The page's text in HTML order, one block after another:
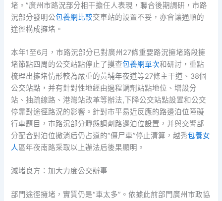
堵。”廣州市路況部分相干擔任人表現，聯合後期調研，市路
況部分發明公包養網比較交車站的設置不妥，亦會讓通順的
途徑構成擁堵。
本年1至6月，市路況部分已對廣州27條重要路況擁堵路段擁
堵節點四周的公交站點停止了摸查包養網單次和研討，重點
梳理出擁堵情形較為嚴重的黃埔年夜道等27條主干道、38個
公交站點，并有針對性地經由過程調劑站點地位、增設分
站、抽疏線路、港灣站改革等辦法,下降公交站點設置和公交
停靠對途徑路況的影響。針對市平易近反應的路邊泊位障礙
行車題目，市路況部分靜態調劑路邊泊位設置，并與交警部
分配合對泊位撤消后仍占道的“僵尸車”停止清算，越秀包養女
人區年夜南路采取以上辦法后後果顯明。
減堵良方：加大力度公交辦事
部門途徑擁堵，實質仍是“車太多”。依據此前部門廣州市政協